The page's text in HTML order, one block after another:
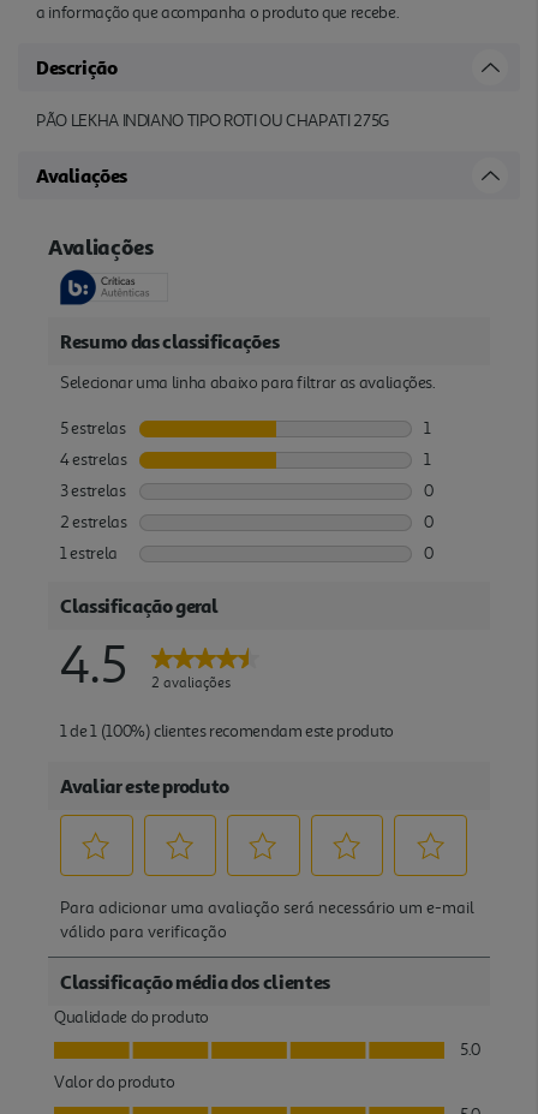
a informação que acompanha o produto que recebe.
Descrição
PÃO LEKHA INDIANO TIPO ROTI OU CHAPATI 275G
Avaliações